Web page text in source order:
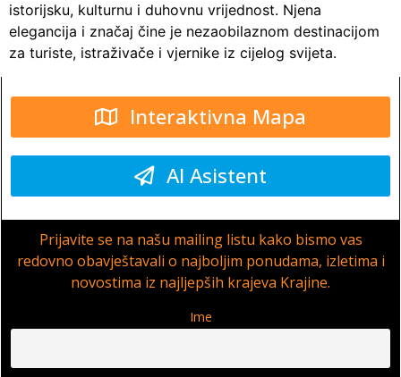
istorijsku, kulturnu i duhovnu vrijednost. Njena
elegancija i značaj čine je nezaobilaznom destinacijom
za turiste, istraživače i vjernike iz cijelog svijeta.
Interaktivna Mapa
AI Asistent
Prijavite se na našu mailing listu kako bismo vas
redovno obavještavali o najboljim ponudama, izletima i
novostima iz najljepših krajeva Krajine.
Ime